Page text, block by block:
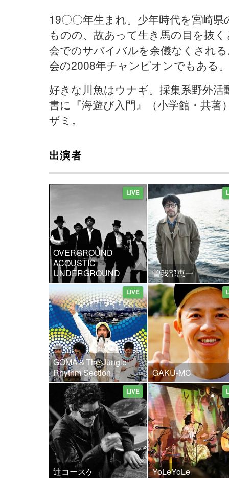
19〇〇年生まれ。少年時代を宮崎
ものの、故あって生き馬の目を抜
会でのサバイバルを余儀なくされ
会の2008年チャンピオンでもある。
好きな川魚はウナギ。採集系野外
書に『海遊び入門』（小学館・共
ザミ。
出演者
OVERGROUND
ACOUSTIC
UNDERGROUND
LIVE
曽我部恵一
GOMA＆The Jungle
Rhythm Section
LIVE
GAKU-MC
辻コースケ
LIVE
YoLeYoLe